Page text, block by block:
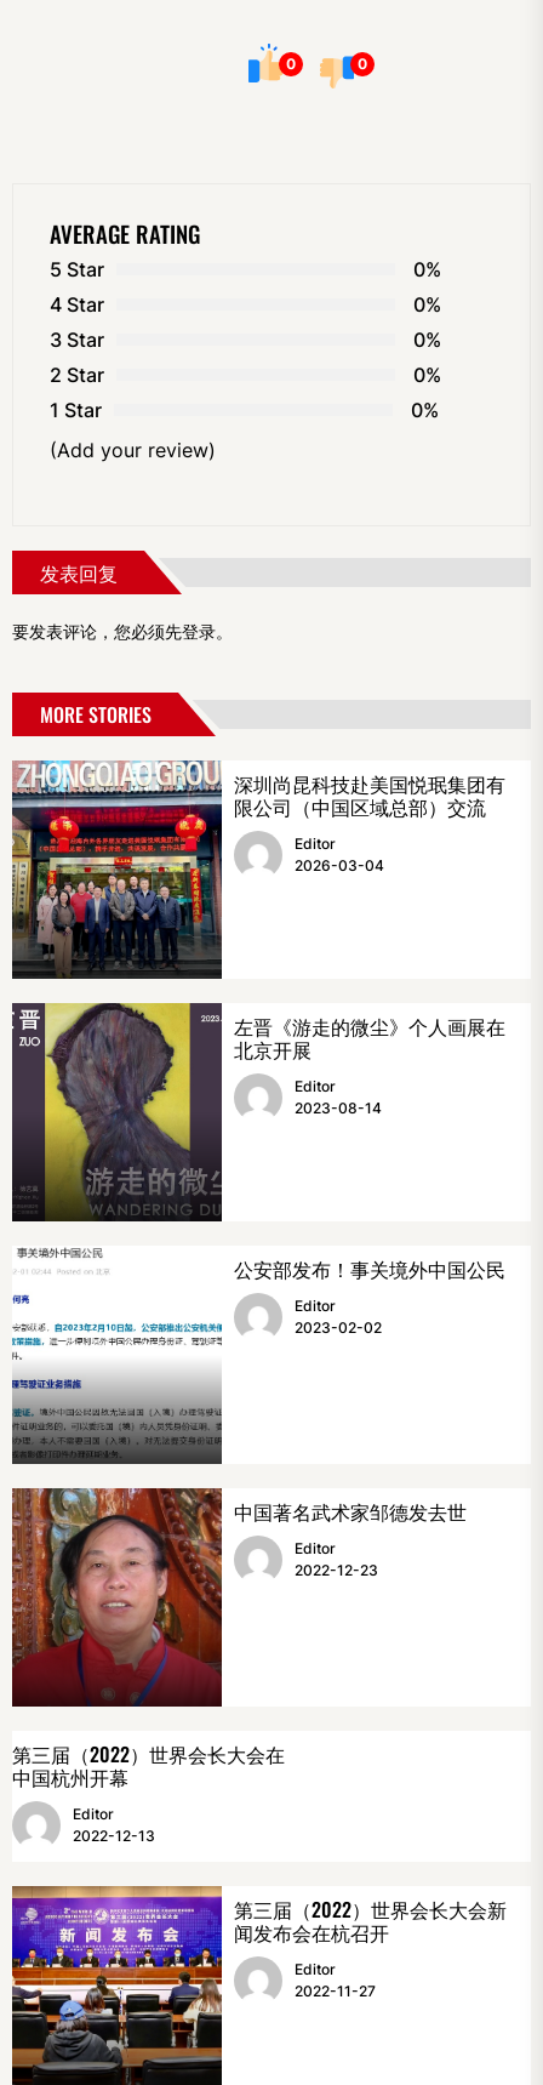
0 0
AVERAGE RATING
5 Star
0%
4 Star
0%
3 Star
0%
2 Star
0%
1 Star
0%
(Add your review)
发表回复
要发表评论，您必须先登录。
MORE STORIES
深圳尚昆科技赴美国悦珉集团有
限公司（中国区域总部）交流
Editor
2026-03-04
左晋《游走的微尘》个人画展在
北京开展
Editor
2023-08-14
公安部发布！事关境外中国公民
Editor
2023-02-02
中国著名武术家邹德发去世
Editor
2022-12-23
第三届（2022）世界会长大会在
中国杭州开幕
Editor
2022-12-13
第三届（2022）世界会长大会新
闻发布会在杭召开
Editor
2022-11-27